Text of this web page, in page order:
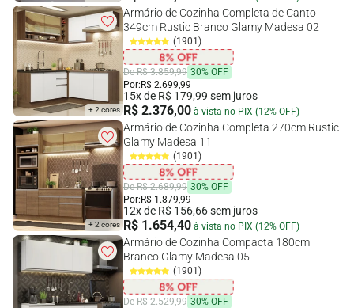
+ 2 cores
Armário de Cozinha Completa de Canto
349cm Rustic Branco Glamy Madesa 02
(1901)
De R$ 3.859,99 30% OFF
Por:R$ 2.699,99
15x de R$ 179,99 sem juros
R$ 2.376,00 à vista no PIX (12% OFF)
+ 2 cores
Armário de Cozinha Completa 270cm Rustic
Glamy Madesa 11
(1901)
De R$ 2.689,99 30% OFF
Por:R$ 1.879,99
12x de R$ 156,66 sem juros
R$ 1.654,40 à vista no PIX (12% OFF)
Armário de Cozinha Compacta 180cm
Branco Glamy Madesa 05
(1901)
De R$ 2.529,99 30% OFF